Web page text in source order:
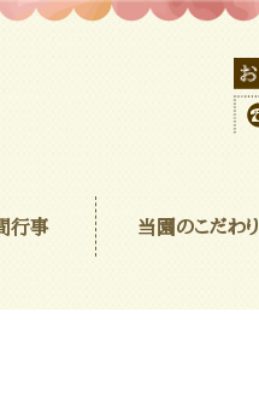
行事 当園のこだわり